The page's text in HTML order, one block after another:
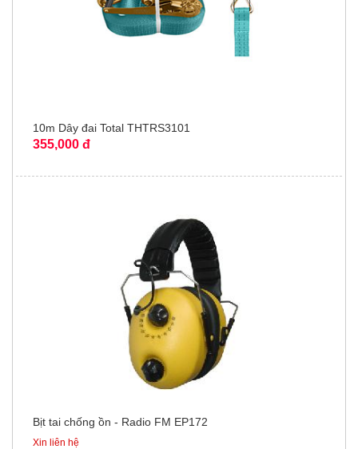
10m Dây đai Total THTRS3101
355,000 đ
Bịt tai chống ồn - Radio FM EP172
Xin liên hệ